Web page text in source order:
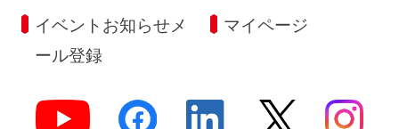
イベントお知らせメ
ール登録
マイページ